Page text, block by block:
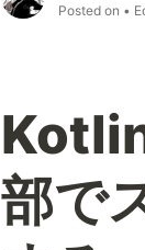
Posted on •
部で